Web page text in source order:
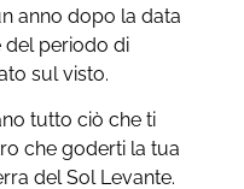
anno dopo la data
del periodo di
sul visto.
tutto ciò che ti
che goderti la tua
del Sol Levante.